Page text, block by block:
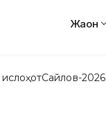
Жаҳон
Сайлов-2026